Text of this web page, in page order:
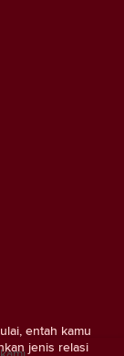
entah kamu
jenis relasi